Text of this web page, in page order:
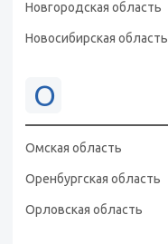
Новгородская область
Новосибирская область
О
Омская область
Оренбургская область
Орловская область